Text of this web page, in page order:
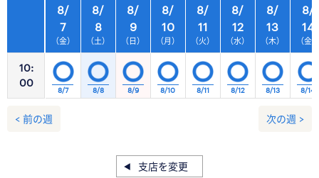
10:
00
8/
7
（金）
8/
8
（土）
8/
9
（日）
8/
10
（月）
8/
11
（火）
8/
12
（水）
8/
13
（木）
8/7 8/8 8/9 8/10 8/11 8/12 8/13
8/
14
（金）
8/14
< 前の週 次の週 >
支店を変更